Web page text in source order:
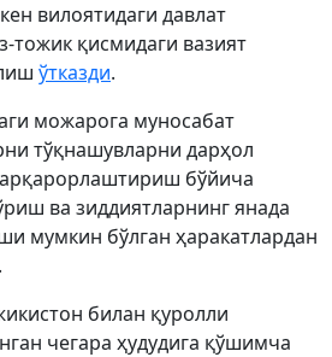
вилоятидаги давлат
тожик қисмидаги вазият
ўтказди.
можарога муносабат
тўқнашувларни дарҳол
бўйича
ва зиддиятларнинг янада
мумкин бўлган ҳаракатлардан
.
билан қуролли
чегара ҳудудига қўшимча